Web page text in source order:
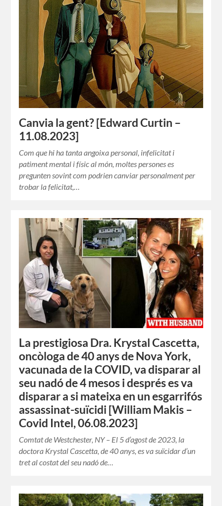
Canvia la gent? [Edward Curtin –
11.08.2023]
Com que hi ha tanta angoixa personal, infelicitat i
patiment mental i físic al món, moltes persones es
pregunten sovint com podrien canviar personalment per
trobar la felicitat,…
La prestigiosa Dra. Krystal Cascetta,
oncòloga de 40 anys de Nova York,
vacunada de la COVID, va disparar al
seu nadó de 4 mesos i després es va
disparar a si mateixa en un esgarrifós
assassinat-suïcidi [William Makis –
Covid Intel, 06.08.2023]
Comtat de Westchester, NY – El 5 d’agost de 2023, la
doctora Krystal Cascetta, de 40 anys, es va suïcidar d’un
tret al costat del seu nadó de…